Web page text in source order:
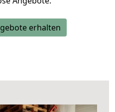
erhalten